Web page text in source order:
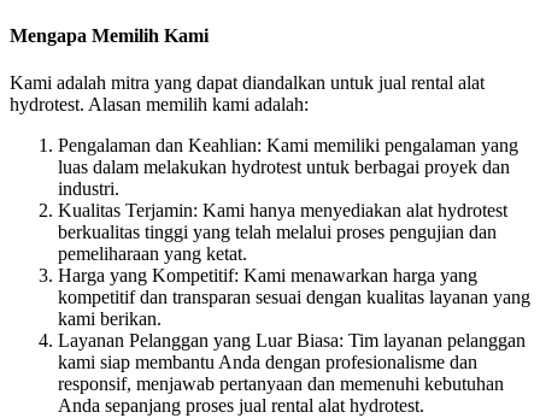
Mengapa Memilih Kami
Kami adalah mitra yang dapat diandalkan untuk jual rental alat
hydrotest. Alasan memilih kami adalah:
Pengalaman dan Keahlian: Kami memiliki pengalaman yang
luas dalam melakukan hydrotest untuk berbagai proyek dan
industri.
Kualitas Terjamin: Kami hanya menyediakan alat hydrotest
berkualitas tinggi yang telah melalui proses pengujian dan
pemeliharaan yang ketat.
Harga yang Kompetitif: Kami menawarkan harga yang
kompetitif dan transparan sesuai dengan kualitas layanan yang
kami berikan.
Layanan Pelanggan yang Luar Biasa: Tim layanan pelanggan
kami siap membantu Anda dengan profesionalisme dan
responsif, menjawab pertanyaan dan memenuhi kebutuhan
Anda sepanjang proses jual rental alat hydrotest.